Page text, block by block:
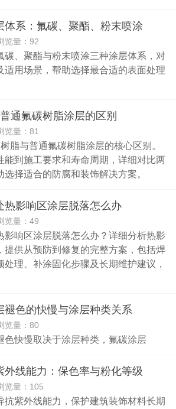
体系：氟碳、聚酯、粉末喷涂
览量：92
碳、聚酯与粉末喷涂三种涂层体系，对
适用场景，帮助选择最合适的表面处理
通氟碳树脂涂层的区别
量：81
脂与普通氟碳树脂涂层的核心区别。
能到施工要求和寿命周期，详细对比两
择适合的防腐和装饰解决方案。
热影响区涂层脱落怎么办
览量：49
影响区涂层脱落怎么办？详细分析热影
提供从预防到修复的完整方案，包括焊
理、补涂固化步骤及长期维护建议，
褪色的快慢与涂层种类关系
览量：80
色快慢取决于涂层种类，氟碳涂层
外线能力：保色率与粉化等级
览量：105
抗紫外线能力，保护建筑装饰材料长期